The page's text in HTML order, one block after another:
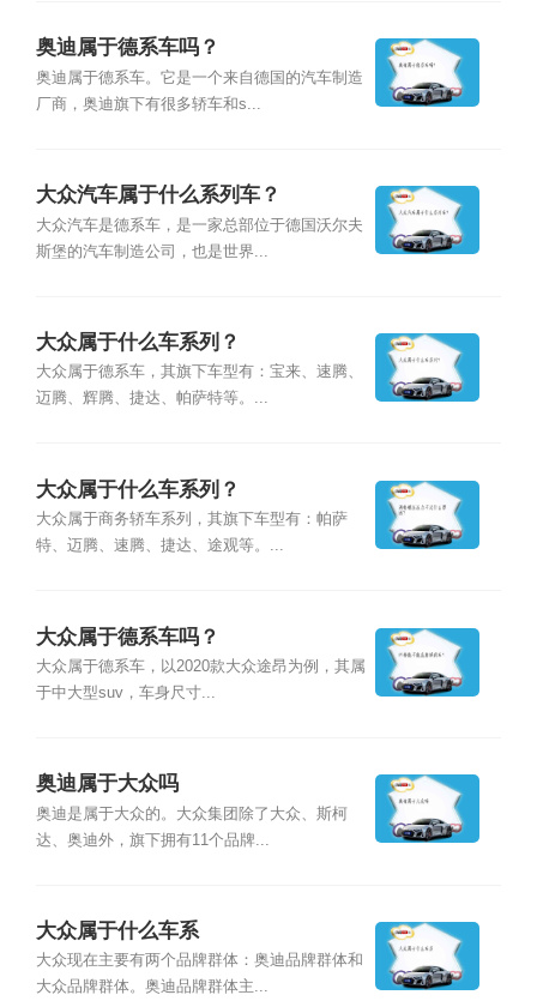
奥迪属于德系车吗？
奥迪属于德系车。它是一个来自德国的汽车制造
厂商，奥迪旗下有很多轿车和s...
大众汽车属于什么系列车？
大众汽车是德系车，是一家总部位于德国沃尔夫
斯堡的汽车制造公司，也是世界...
大众属于什么车系列？
大众属于德系车，其旗下车型有：宝来、速腾、
迈腾、辉腾、捷达、帕萨特等。...
大众属于什么车系列？
大众属于商务轿车系列，其旗下车型有：帕萨
特、迈腾、速腾、捷达、途观等。...
大众属于德系车吗？
大众属于德系车，以2020款大众途昂为例，其属
于中大型suv，车身尺寸...
奥迪属于大众吗
奥迪是属于大众的。大众集团除了大众、斯柯
达、奥迪外，旗下拥有11个品牌...
大众属于什么车系
大众现在主要有两个品牌群体：奥迪品牌群体和
大众品牌群体。奥迪品牌群体主...